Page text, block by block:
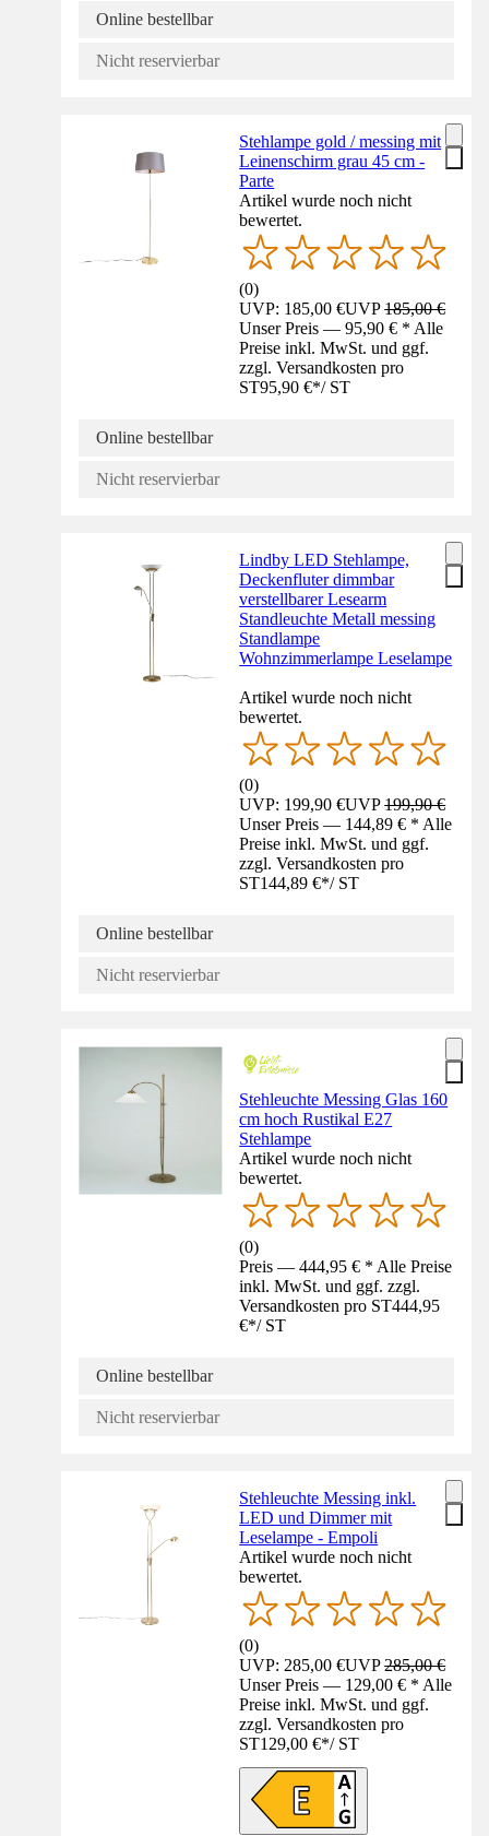
Online bestellbar
Nicht reservierbar
Stehlampe gold / messing mit
Leinenschirm grau 45 cm -
Parte
Artikel wurde noch nicht
bewertet.
(0)
UVP: 185,00 €UVP185,00 €
Unser Preis — 95,90 € * Alle
Preise inkl. MwSt. und ggf.
zzgl. Versandkosten pro
ST95,90 €*/ ST
Online bestellbar
Nicht reservierbar
Lindby LED Stehlampe,
Deckenfluter dimmbar
verstellbarer Lesearm
Standleuchte Metall messing
Standlampe
Wohnzimmerlampe Leselampe
Artikel wurde noch nicht
bewertet.
(0)
UVP: 199,90 €UVP199,90 €
Unser Preis — 144,89 € * Alle
Preise inkl. MwSt. und ggf.
zzgl. Versandkosten pro
ST144,89 €*/ ST
Online bestellbar
Nicht reservierbar
Stehleuchte Messing Glas 160
cm hoch Rustikal E27
Stehlampe
Artikel wurde noch nicht
bewertet.
(0)
Preis — 444,95 € * Alle Preise
inkl. MwSt. und ggf. zzgl.
Versandkosten pro ST444,95
€*/ ST
Online bestellbar
Nicht reservierbar
Stehleuchte Messing inkl.
LED und Dimmer mit
Leselampe - Empoli
Artikel wurde noch nicht
bewertet.
(0)
UVP: 285,00 €UVP285,00 €
Unser Preis — 129,00 € * Alle
Preise inkl. MwSt. und ggf.
zzgl. Versandkosten pro
ST129,00 €*/ ST